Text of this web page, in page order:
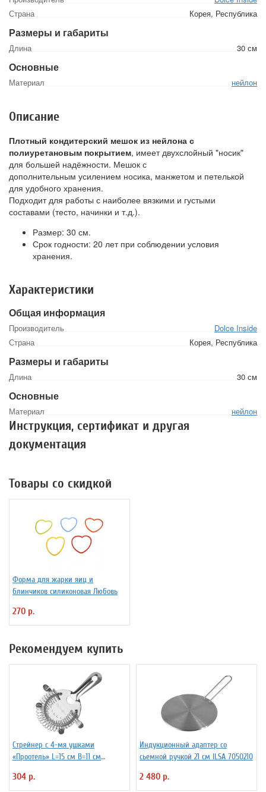
Страна
Корея, Республика
Размеры и габариты
Длина 30 см
Основные
Материал нейлон
Описание
Плотный кондитерский мешок из нейлона с
полиуретановым покрытием, имеет двухслойный "носик"
для большей надёжности. Мешок с
дополнительным усилением носика, манжетом и петелькой
для удобного хранения.
Подходит для работы с наиболее вязкими и густыми
составами (тесто, начинки и т.д.).
Размер: 30 см.
Срок годности: 20 лет при соблюдении условия
хранения.
Характеристики
Общая информация
Производитель
Dolce Inside
Страна
Корея, Республика
Размеры и габариты
Длина 30 см
Основные
Материал нейлон
Инструкция, сертификат и другая
документация
Товары со скидкой
Форма для жарки яиц и
блинчиков силиконовая Любовь
270 р.
Рекомендуем купить
Стрейнер с 4-мя ушками
«Проотель» L=15 см B=11 см
304 р.
Индукционный адаптер со
сьемной ручкой 21 см ILSA 7050210
2 480 р.